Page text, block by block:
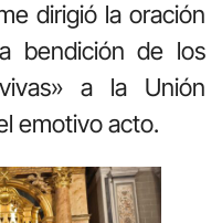
dirigió la oración
bendición de los
a la Unión
emotivo acto.